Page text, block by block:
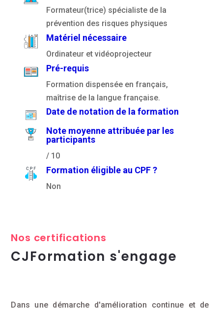
Formateur(trice) spécialiste de la
prévention des risques physiques
Matériel nécessaire
Ordinateur et vidéoprojecteur
Pré-requis
Formation dispensée en français,
maîtrise de la langue française.
Date de notation de la formation
Note moyenne attribuée par les
participants
/ 10
Formation éligible au CPF ?
Non
Nos certifications
CJFormation s'engage
Dans une démarche d'amélioration continue et de